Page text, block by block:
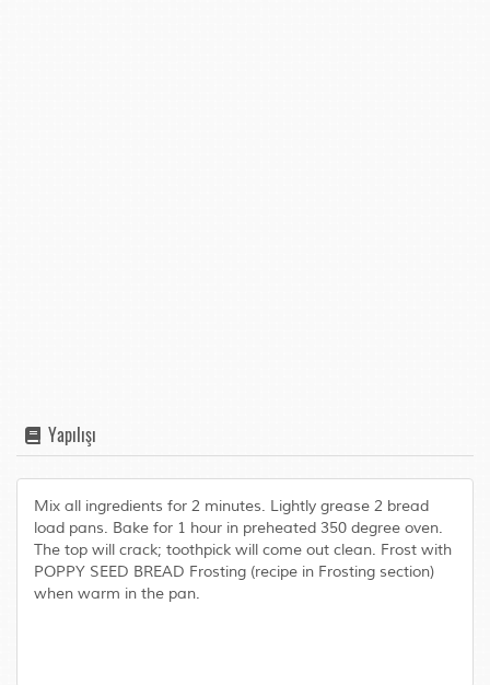
Yapılışı
Mix all ingredients for 2 minutes. Lightly grease 2 bread
load pans. Bake for 1 hour in preheated 350 degree oven.
The top will crack; toothpick will come out clean. Frost with
POPPY SEED BREAD Frosting (recipe in Frosting section)
when warm in the pan.